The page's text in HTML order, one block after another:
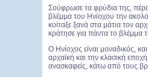
Σούφρωσε τα φρύδια της,
βλέμμα του Ηνίοχου την
κοίταξε ξανά στα μάτια τον
κράτησε για πάντα το βλέμμα
Ο Ηνίοχος είναι μοναδικός,
αρχαϊκή και την κλασική
ανασκαφείς, κάτω από τους